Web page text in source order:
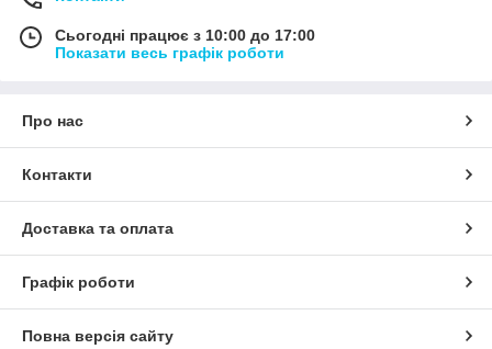
Сьогодні працює з 10:00 до 17:00
Показати весь графік роботи
Про нас
Контакти
Доставка та оплата
Графік роботи
Повна версія сайту